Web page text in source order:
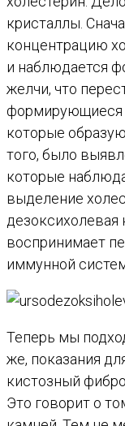
кристаллы.
концентрацию
и наблюдается
желчи, что
формирующиеся
которые
того, было
которые
выделение
воспринимает
иммунной
Теперь мы
же, показания
кистозный
Это говорит о